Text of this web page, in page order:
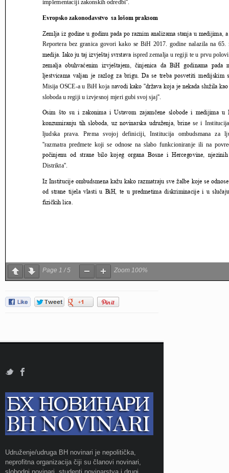
Page 1 /5 Zoom 100%
Udruženje/udruga BH novinari je nepolitička,
neprofitna organizacija čiji su članovi novinari,